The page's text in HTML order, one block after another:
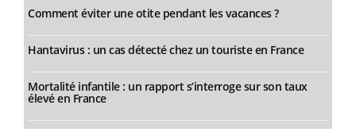
Comment éviter une otite pendant les vacances ?
Hantavirus : un cas détecté chez un touriste en France
Mortalité infantile : un rapport s’interroge sur son taux
élevé en France